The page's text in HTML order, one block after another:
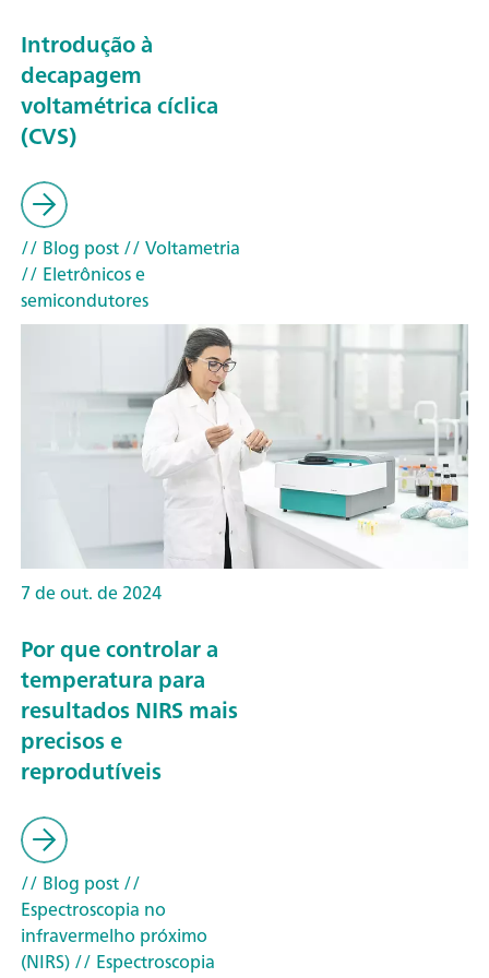
Introdução à
decapagem
voltamétrica cíclica
(CVS)
// Blog post// Voltametria
// Eletrônicos e
semicondutores
7 de out. de 2024
Por que controlar a
temperatura para
resultados NIRS mais
precisos e
reprodutíveis
// Blog post//
Espectroscopia no
infravermelho próximo
(NIRS)// Espectroscopia